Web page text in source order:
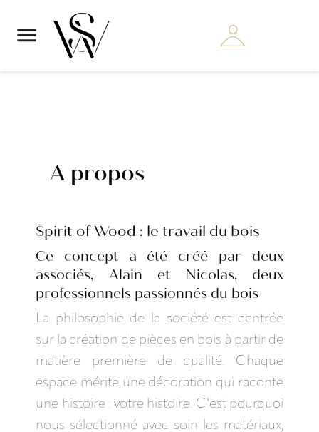

A propos
Spirit of Wood : le travail du bois
Ce concept a été créé par deux
associés, Alain et Nicolas, deux
professionnels passionnés du bois
La philosophie de la société est centrée
sur la création de pièces en bois à partir de
matière première de qualité. Chaque
espace mérite une décoration qui raconte
une histoire : votre histoire. C'est pourquoi
nous sélectionné avec soin les matériaux,